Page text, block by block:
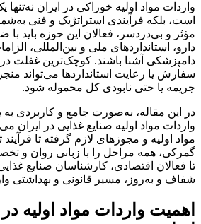
واردات مواد اولیه خوراکی در ایران
است، بلکه فرآیندی استراتژیک و فنی
مؤثر و بی‌دردسر، فعالان این حوزه باید با
دارو، استانداردهای ملی و بین‌المللی،
دامپزشکی آشنا باشند. کوچک‌ترین غفلت در
سفارش یا رعایت استانداردها می‌تواند
جریمه یا حتی نابودی کل محموله شود.
در این مقاله، به‌صورت جامع و کاربردی
واردات مواد اولیه صنایع غذایی در ایران
مواد اولیه و مجوزهای لازم گرفته تا
گمرکی، همه مراحل را با زبانی روان و
تا فعالان اقتصادی، کارشناسان صنایع
شفاف و به‌روز، مسیر قانونی و بهداشتی
اهمیت واردات مواد اولیه